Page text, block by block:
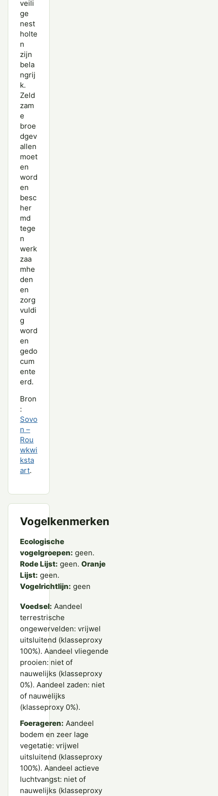
veili
ge
nest
holte
n
zijn
bela
ngrij
k.
Zeld
zam
e
broe
dgev
allen
moet
en
word
en
besc
her
md
tege
n
werk
zaa
mhe
den
en
zorg
vuldi
g
word
en
gedo
cum
ente
erd.
Bron
:
Sovo
n –
Rou
wkwi
ksta
art.
Vogelkenmerken
Ecologische
vogelgroepen: geen.
Rode Lijst: geen. Oranje
Lijst: geen.
Vogelrichtlijn: geen
Voedsel: Aandeel
terrestrische
ongewervelden: vrijwel
uitsluitend (klasseproxy
100%). Aandeel vliegende
prooien: niet of
nauwelijks (klasseproxy
0%). Aandeel zaden: niet
of nauwelijks
(klasseproxy 0%).
Foerageren: Aandeel
bodem en zeer lage
vegetatie: vrijwel
uitsluitend (klasseproxy
100%). Aandeel actieve
luchtvangst: niet of
nauwelijks (klasseproxy